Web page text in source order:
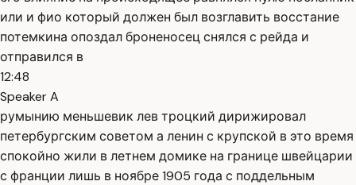
или и фио который должен был возглавить восстание
потемкина опоздал броненосец снялся с рейда и
отправился в
12:48
Speaker A
румынию меньшевик лев троцкий дирижировал
петербургским советом а ленин с крупской в это время
спокойно жили в летнем домике на границе швейцарии
с франции лишь в ноябре 1905 года с поддельным